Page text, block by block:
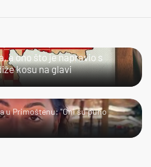
a ono što je napravio s
kosu na glavi
u Primoštenu: "Oni su puno